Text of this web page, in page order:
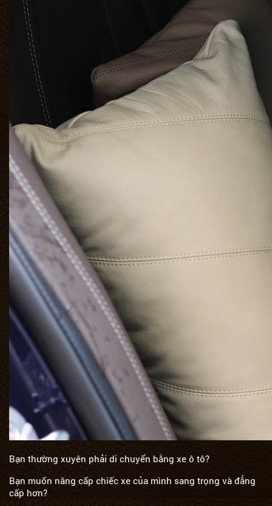
Bạn thường xuyên phải di chuyển bằng xe ô tô?
Bạn muốn nâng cấp chiếc xe của mình sang trọng và đẳng
cấp hơn?